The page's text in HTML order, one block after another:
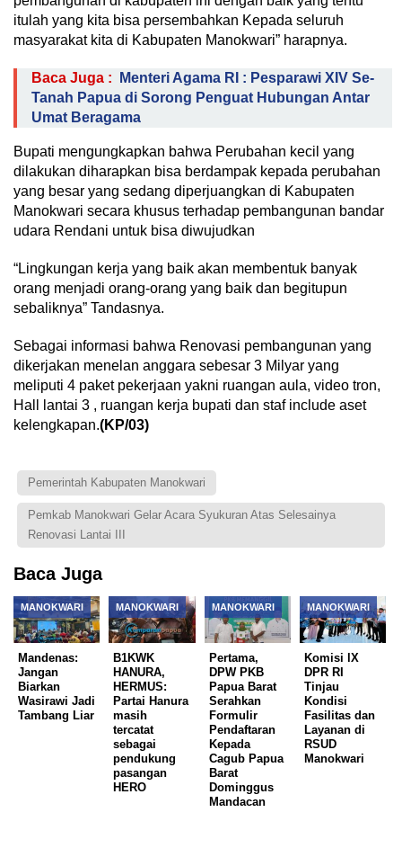
itulah yang kita bisa persembahkan Kepada seluruh
masyarakat kita di Kabupaten Manokwari” harapnya.
Baca Juga :
Menteri Agama RI : Pesparawi XIV Se-
Tanah Papua di Sorong Penguat Hubungan Antar
Umat Beragama
Bupati mengungkapkan bahwa Perubahan kecil yang
dilakukan diharapkan bisa berdampak kepada perubahan
yang besar yang sedang diperjuangkan di Kabupaten
Manokwari secara khusus terhadap pembangunan bandar
udara Rendani untuk bisa diwujudkan
“Lingkungan kerja yang baik akan membentuk banyak
orang menjadi orang-orang yang baik dan begitupun
sebaliknya” Tandasnya.
Sebagai informasi bahwa Renovasi pembangunan yang
dikerjakan menelan anggara sebesar 3 Milyar yang
meliputi 4 paket pekerjaan yakni ruangan aula, video tron,
Hall lantai 3 , ruangan kerja bupati dan staf include aset
kelengkapan.(KP/03)
Pemerintah Kabupaten Manokwari
Pemkab Manokwari Gelar Acara Syukuran Atas Selesainya
Renovasi Lantai III
Baca Juga
MANOKWARI
Mandenas:
Jangan
Biarkan
Wasirawi Jadi
Tambang Liar
MANOKWARI
B1KWK
HANURA,
HERMUS:
Partai Hanura
masih
tercatat
sebagai
pendukung
pasangan
HERO
MANOKWARI
Pertama,
DPW PKB
Papua Barat
Serahkan
Formulir
Pendaftaran
Kepada
Cagub Papua
Barat
Dominggus
Mandacan
MANOKWARI
Komisi lX
DPR RI
Tinjau
Kondisi
Fasilitas dan
Layanan di
RSUD
Manokwari